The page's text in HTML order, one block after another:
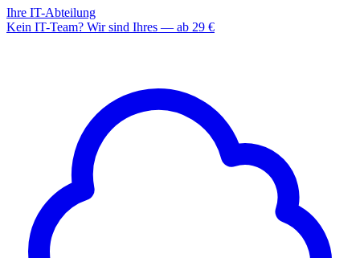
Ihre IT-Abteilung
Kein IT-Team? Wir sind Ihres — ab 29 €